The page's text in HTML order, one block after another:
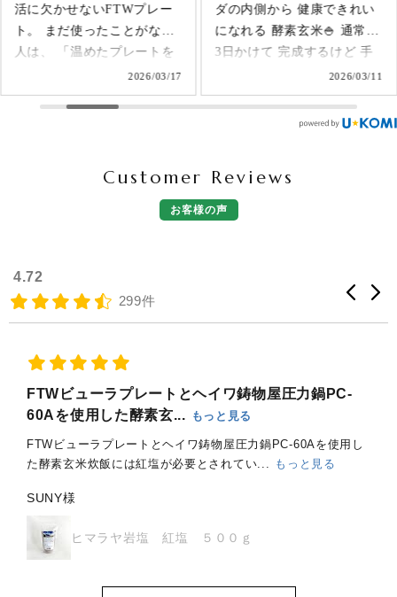
ダの内側から 健康できれい
になれる 酵素玄米🍚 通常は
3日かけて 完成するけど 手
間も時間もかかるし 正直ハ
ードル高いよね・・・？！
の美味しい 酵素玄米ができ
けられる👍 FTWプレートを
使った 酵素玄米の炊き方 体
参加ください♪ 【酵素玄米の
炊き方 & FTWの使い方解説
セミナー】 📌開催日：
回12:30～16:00 📍場所：マ
（代官山駅徒歩1分） 💰参加
費：500円 ・実演あり ・試
食つき ・当日購入特典あり
FTWプレートを使って酵素
玄米を炊けるようになりた
2026/03/11
トでできる 簡単温活ケア♨
直火で温めた プレートの上
に座れば、 おしりからじん
わり温まって 血行促進！ 尾
骨まわりを温めることで 背
中～頭につながる自律神経
るときは直火で数秒🔥 ※温
めたプレートはとても熱い
ので、 火傷しないようにト
包んで、 椅子の上に置いて
存して試してみてください
😊 詳しくはプロフィール
ら🔍
疫力アップや腸活・美肌・
トを発信中✨ FTWを使用し
2026/02/19
Customer Reviews
お客様の声
4.72
299件
FTWビューラプレートとヘイワ鋳物屋圧力鍋PC-
60Aを使用した酵素玄... もっと見る
FTWビューラプレートとヘイワ鋳物屋圧力鍋PC-60Aを使用し
た酵素玄米炊飯には紅塩が必要とされてい... もっと見る
SUNY様
ヒマラヤ岩塩 紅塩 ５００ｇ